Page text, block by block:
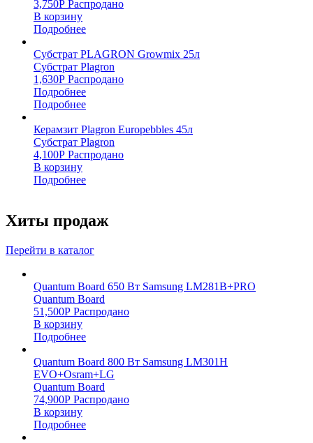
3,750Р Распродано
В корзину
Подробнее
Субстрат PLAGRON Growmix 25л
Субстрат Plagron
1,630Р Распродано
Подробнее
Подробнее
Керамзит Plagron Europebbles 45л
Субстрат Plagron
4,100Р Распродано
В корзину
Подробнее
Хиты продаж
Перейти в каталог
Quantum Board 650 Вт Samsung LM281B+PRO
Quantum Board
51,500Р Распродано
В корзину
Подробнее
Quantum Board 800 Вт Samsung LM301H
EVO+Osram+LG
Quantum Board
74,900Р Распродано
В корзину
Подробнее